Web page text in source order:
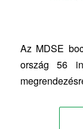
Az MDSE
ország 56